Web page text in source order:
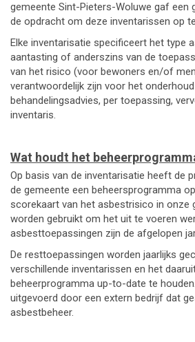
gemeente Sint-Pieters-Woluwe gaf een
de opdracht om deze inventarissen op
Elke inventarisatie specificeert het type
aantasting of anderszins van de
van het risico (voor bewoners en/of
verantwoordelijk zijn voor het
behandelingsadvies, per toepassing,
inventaris.
Wat houdt het
Op basis van de inventarisatie heeft de
de gemeente een beheersprogramma
scorekaart van het asbestrisico in onze
worden gebruikt om het uit te voeren
asbesttoepassingen zijn de afgelopen
De resttoepassingen worden jaarlijks
verschillende inventarissen en het
beheerprogramma up-to-date te
uitgevoerd door een extern bedrijf dat
asbestbeheer.